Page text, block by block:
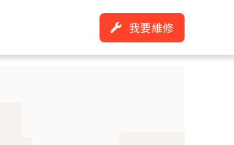
我要維修